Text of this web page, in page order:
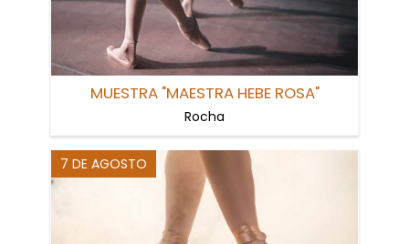
MUESTRA "MAESTRA HEBE ROSA"
Rocha
7 DE AGOSTO